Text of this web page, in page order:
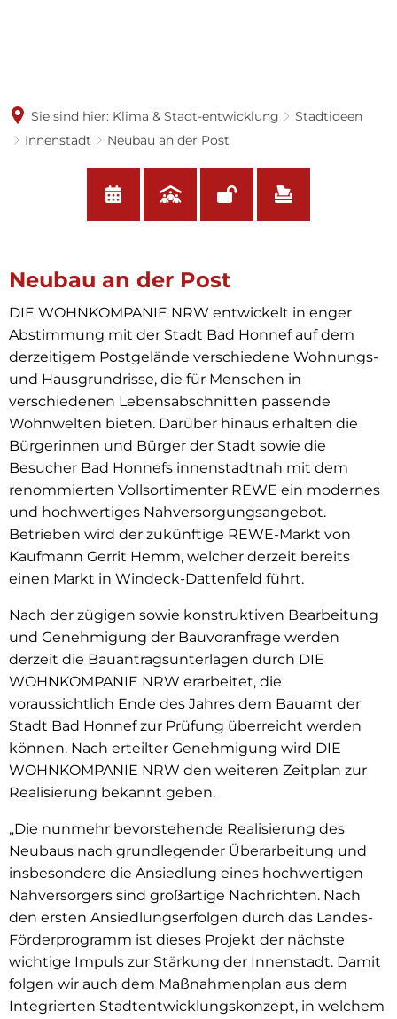
Sie sind hier: Klima & Stadt-entwicklung
Stadtideen
Innenstadt
Neubau an der Post
Neubau
an
der
Post
Neubau an der Post
DIE WOHNKOMPANIE NRW entwickelt in enger
Abstimmung mit der Stadt Bad Honnef auf dem
derzeitigem Postgelände verschiedene Wohnungs-
und Hausgrundrisse, die für Menschen in
verschiedenen Lebensabschnitten passende
Wohnwelten bieten. Darüber hinaus erhalten die
Bürgerinnen und Bürger der Stadt sowie die
Besucher Bad Honnefs innenstadtnah mit dem
renommierten Vollsortimenter REWE ein modernes
und hochwertiges Nahversorgungsangebot.
Betrieben wird der zukünftige REWE-Markt von
Kaufmann Gerrit Hemm, welcher derzeit bereits
einen Markt in Windeck-Dattenfeld führt.
Nach der zügigen sowie konstruktiven Bearbeitung
und Genehmigung der Bauvoranfrage werden
derzeit die Bauantragsunterlagen durch DIE
WOHNKOMPANIE NRW erarbeitet, die
voraussichtlich Ende des Jahres dem Bauamt der
Stadt Bad Honnef zur Prüfung überreicht werden
können. Nach erteilter Genehmigung wird DIE
WOHNKOMPANIE NRW den weiteren Zeitplan zur
Realisierung bekannt geben.
„Die nunmehr bevorstehende Realisierung des
Neubaus nach grundlegender Überarbeitung und
insbesondere die Ansiedlung eines hochwertigen
Nahversorgers sind großartige Nachrichten. Nach
den ersten Ansiedlungserfolgen durch das Landes-
Förderprogramm ist dieses Projekt der nächste
wichtige Impuls zur Stärkung der Innenstadt. Damit
folgen wir auch dem Maßnahmenplan aus dem
Integrierten Stadtentwicklungskonzept, in welchem